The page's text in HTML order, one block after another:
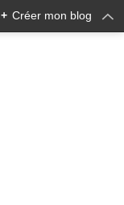
+ Créer mon blog